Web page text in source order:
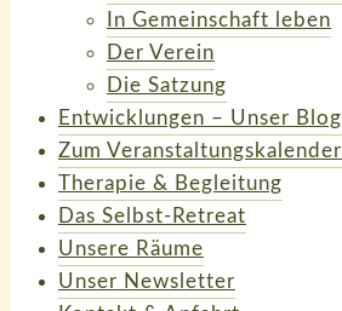
In Gemeinschaft leben
Der Verein
Die Satzung
Entwicklungen – Unser Blog
Zum Veranstaltungskalender
Therapie & Begleitung
Das Selbst-Retreat
Unsere Räume
Unser Newsletter